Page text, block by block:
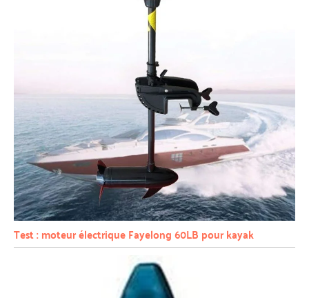
Test : moteur électrique Fayelong 60LB pour kayak